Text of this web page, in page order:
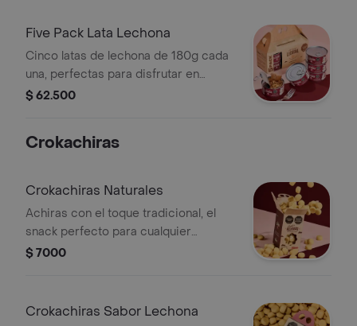
Five Pack Lata Lechona
Cinco latas de lechona de 180g cada
una, perfectas para disfrutar en
cualquier momento.
$ 62.500
Crokachiras
Crokachiras Naturales
Achiras con el toque tradicional, el
snack perfecto para cualquier
momento del día.
$ 7000
Crokachiras Sabor Lechona